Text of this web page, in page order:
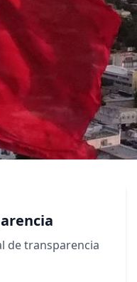
cuentas y el acceso a la
de transparencia